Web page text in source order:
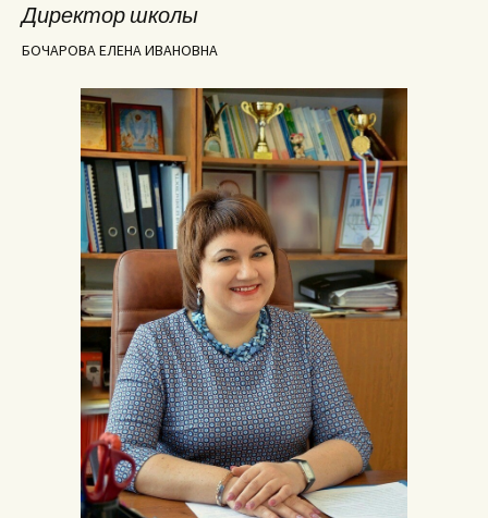
Директор школы
БОЧАРОВА ЕЛЕНА ИВАНОВНА